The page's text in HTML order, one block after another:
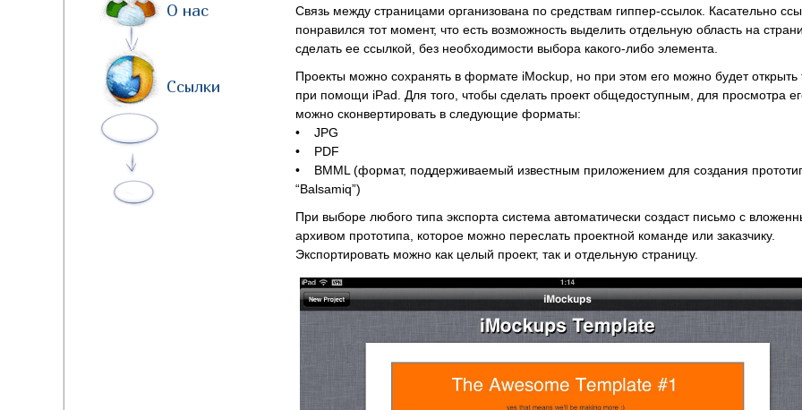
О нас
Ссылки
Связь между страницами организована по средствам гиппер-ссылок. Касательно
понравился тот момент, что есть возможность выделить отдельную область на
сделать ее ссылкой, без необходимости выбора какого-либо элемента.
Проекты можно сохранять в формате iMockup, но при этом его можно будет открыть
при помощи iPad. Для того, чтобы сделать проект общедоступным, для просмотра
можно сконвертировать в следующие форматы:
• JPG
• PDF
• BMML (формат, поддерживаемый известным приложением для создания
“Balsamiq”)
При выборе любого типа экспорта система автоматически создаст письмо с
архивом прототипа, которое можно переслать проектной команде или заказчику.
Экспортировать можно как целый проект, так и отдельную страницу.